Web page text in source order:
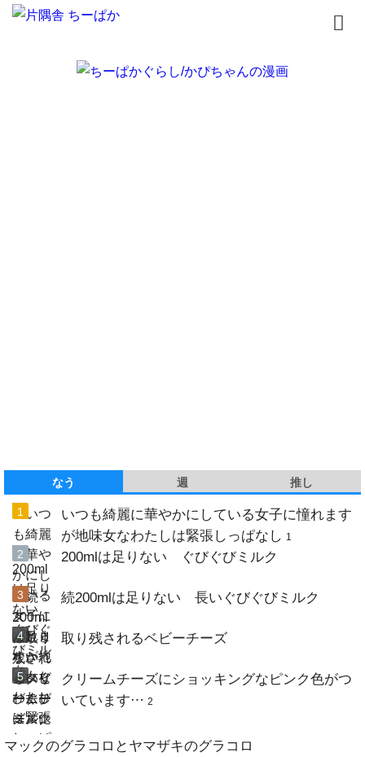
なう 週 推し
いつも綺麗に華やかにしている女子に憧れます
が地味女なわたしは緊張しっぱなし 1
200mlは足りない ぐびぐびミルク
続200mlは足りない 長いぐびぐびミルク
取り残されるベビーチーズ
クリームチーズにショッキングなピンク色がつ
いています… 2
マックのグラコロとヤマザキのグラコロ
トップページ